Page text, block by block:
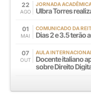
22
AGO
JORNADA
Ulbra Torres
01
MAI
COMUNICADO DA
Dias 2 e 3.5 terão
07
OUT
AULA
Docente italiano
sobre Direito